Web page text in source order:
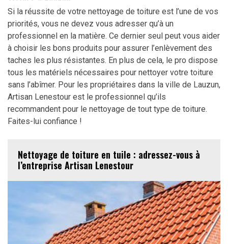
Si la réussite de votre nettoyage de toiture est l’une de vos
priorités, vous ne devez vous adresser qu’à un
professionnel en la matière. Ce dernier seul peut vous aider
à choisir les bons produits pour assurer l’enlèvement des
taches les plus résistantes. En plus de cela, le pro dispose
tous les matériels nécessaires pour nettoyer votre toiture
sans l’abîmer. Pour les propriétaires dans la ville de Lauzun,
Artisan Lenestour est le professionnel qu’ils
recommandent pour le nettoyage de tout type de toiture.
Faites-lui confiance !
Nettoyage de toiture en tuile : adressez-vous à
l’entreprise Artisan Lenestour